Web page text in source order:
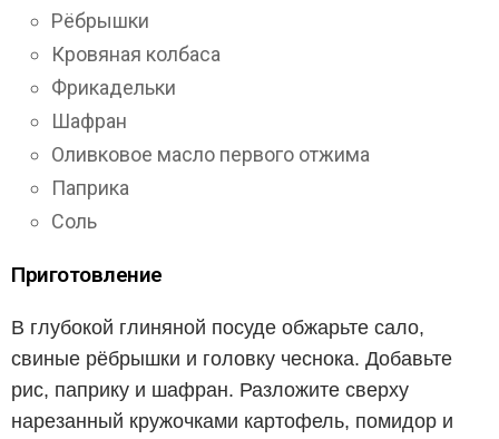
Рёбрышки
Кровяная колбаса
Фрикадельки
Шафран
Оливковое масло первого отжима
Паприка
Соль
Приготовление
В глубокой глиняной посуде обжарьте сало,
свиные рёбрышки и головку чеснока. Добавьте
рис, паприку и шафран. Разложите сверху
нарезанный кружочками картофель, помидор и